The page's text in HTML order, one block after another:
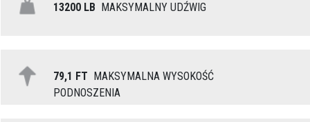
13200 LB MAKSYMALNY UDŹWIG
79,1 FT MAKSYMALNA WYSOKOŚĆ
PODNOSZENIA